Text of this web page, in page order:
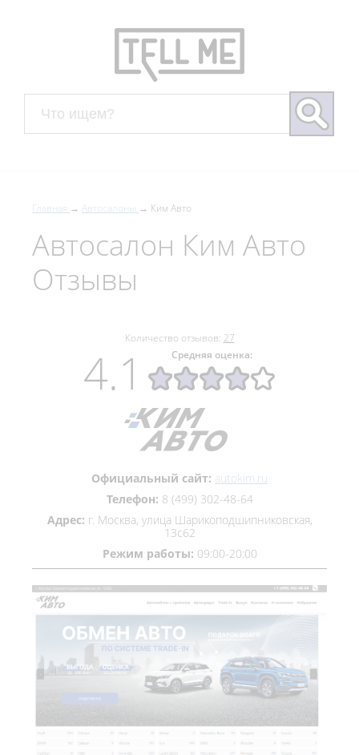
Главная Автосалоны Ким Авто
Автосалон Ким Авто
Отзывы
Количество отзывов: 27
Средняя оценка:
4.1
Официальный сайт: autokim.ru
Телефон: 8 (499) 302-48-64
Адрес: г. Москва, улица Шарикоподшипниковская,
13с62
Режим работы: 09:00-20:00